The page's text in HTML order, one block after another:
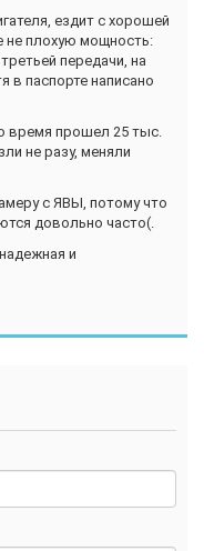
ездит с хорошей
не плохую мощность:
передачи, на
в паспорте написано
время прошел 25 тыс.
не разу, меняли
с ЯВЫ, потому что
довольно часто(.
и